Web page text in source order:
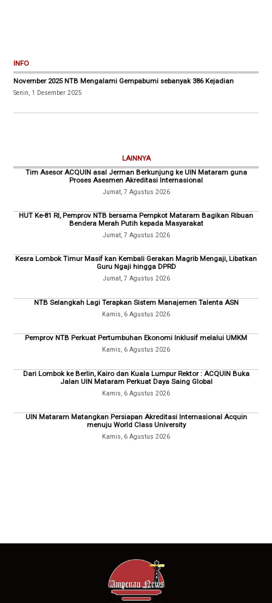
INFO
November 2025 NTB Mengalami Gempabumi sebanyak 386 Kejadian
Senin, 1 Desember 2025
LAINNYA
Tim Asesor ACQUIN asal Jerman Berkunjung ke UIN Mataram guna
Proses Asesmen Akreditasi Internasional
Jumat, 7 Agustus 2026
HUT Ke-81 RI, Pemprov NTB bersama Pempkot Mataram Bagikan Ribuan
Bendera Merah Putih kepada Masyarakat
Jumat, 7 Agustus 2026
Kesra Lombok Timur Masif kan Kembali Gerakan Magrib Mengaji, Libatkan
Guru Ngaji hingga DPRD
Jumat, 7 Agustus 2026
NTB Selangkah Lagi Terapkan Sistem Manajemen Talenta ASN
Kamis, 6 Agustus 2026
Pemprov NTB Perkuat Pertumbuhan Ekonomi Inklusif melalui UMKM
Kamis, 6 Agustus 2026
Dari Lombok ke Berlin, Kairo dan Kuala Lumpur Rektor : ACQUIN Buka
Jalan UIN Mataram Perkuat Daya Saing Global
Kamis, 6 Agustus 2026
UIN Mataram Matangkan Persiapan Akreditasi Internasional Acquin
menuju World Class University
Kamis, 6 Agustus 2026